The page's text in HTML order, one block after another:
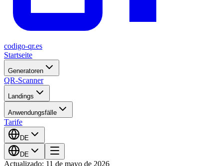
codigo-qr.es
Startseite
Generatoren
QR-Scanner
Landings
Anwendungsfälle
Tarife
DE
DE
Actualizado: 11 de mayo de 2026